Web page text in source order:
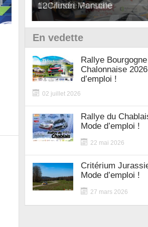
12Cilindri Manuale
En vedette
Rallye
Chalonnaise
d’emploi !
02 juillet 2026
Rallye du
Mode d’emploi !
22 mai 2026
Critérium
Mode d’emploi !
27 mars 2026